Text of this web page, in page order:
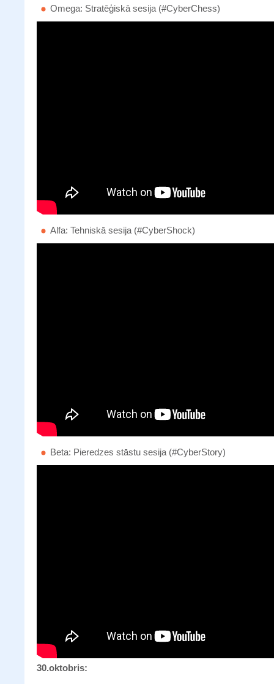
Omega: Stratēģiskā sesija (#CyberChess)
Alfa: Tehniskā sesija (#CyberShock)
Beta: Pieredzes stāstu sesija (#CyberStory)
30.oktobris: